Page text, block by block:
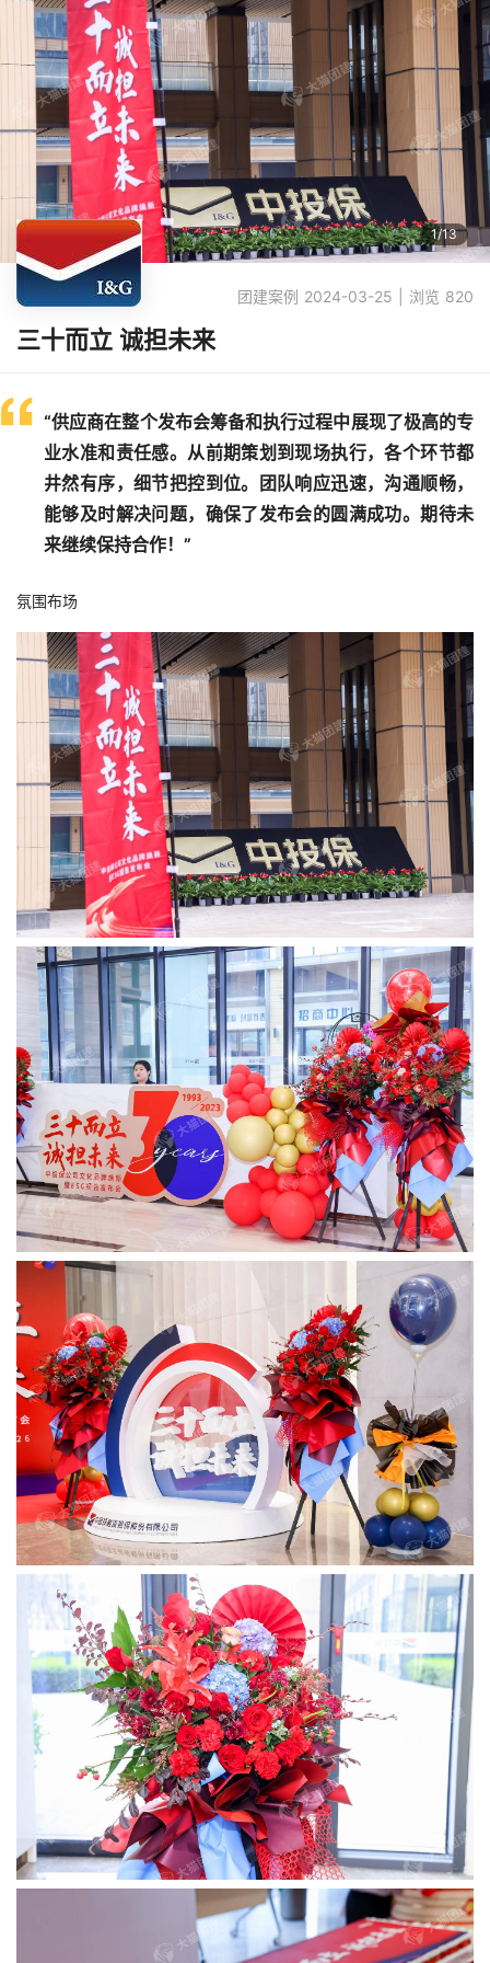
1/13
团建案例 2024-03-25 | 浏览 820
三十而立 诚担未来
“供应商在整个发布会筹备和执行过程中展现了极高的专
业水准和责任感。从前期策划到现场执行，各个环节都
井然有序，细节把控到位。团队响应迅速，沟通顺畅，
能够及时解决问题，确保了发布会的圆满成功。期待未
来继续保持合作！”
氛围布场